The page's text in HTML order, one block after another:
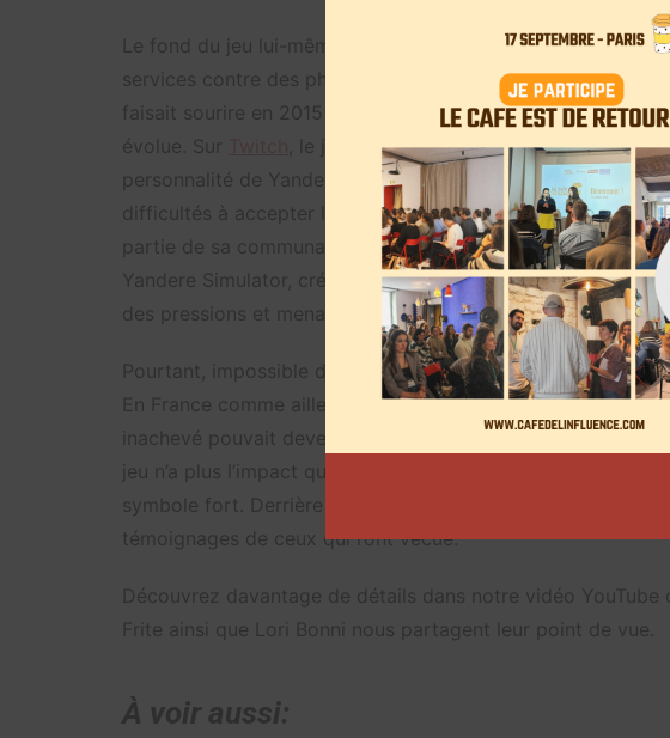
Le fond du jeu lui-même pose aussi problème. Certaines
services contre des photos de sous-vêtements,
faisait sourire en 2015 paraît plus gênant à mesure que la
évolue. Sur
, le jeu est même interdit sans la mention
personnalité de Yandere Dev, le créateur. Critiqué pour son
difficultés à accepter la critique et ses conflits avec
partie de sa communauté. L’exemple le plus marquant
Yandere Simulator, créé en deux semaines par DrApeis,
des pressions et menaces de la part de Yandere Dev.
Pourtant, impossible de nier l’influence qu’a eue Yandere
En France comme ailleurs, il a marqué toute une période de
inachevé pouvait devenir un phénomène mondial grâce aux
jeu n’a plus l’impact qu’il avait en 2015. Mais pour ceux qui
symbole fort. Derrière l’engouement, c’est toute une
témoignages de ceux qui l’ont vécue.
Découvrez davantage de détails dans notre vidéo YouTube
Frite ainsi que Lori Bonni nous partagent leur point de vue.
À voir aussi: